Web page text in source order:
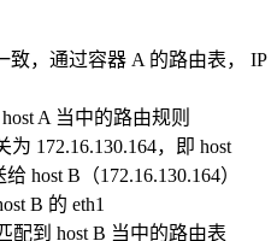
致，通过容器 A 的路由表， IP
A 当中的路由规则
为 172.16.130.164，即 host
host B（172.16.130.164）
B 的 eth1
配到 host B 当中的路由表